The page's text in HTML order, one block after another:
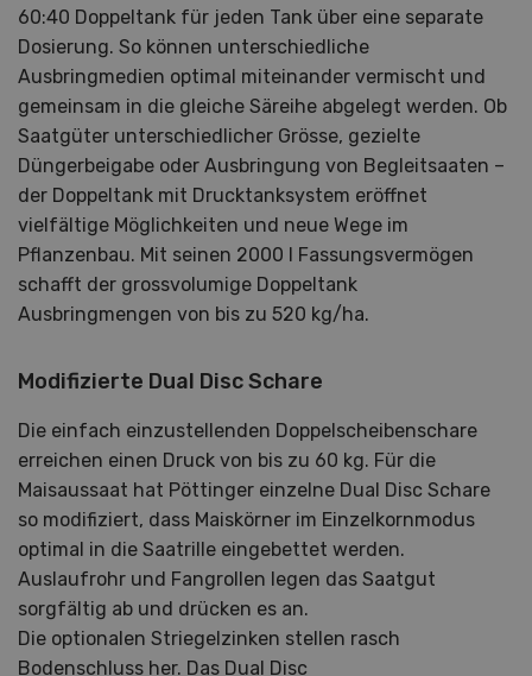
60:40 Doppeltank für jeden Tank über eine separate
Dosierung. So können unterschiedliche
Ausbringmedien optimal miteinander vermischt und
gemeinsam in die gleiche Säreihe abgelegt werden. Ob
Saatgüter unterschiedlicher Grösse, gezielte
Düngerbeigabe oder Ausbringung von Begleitsaaten –
der Doppeltank mit Drucktanksystem eröffnet
vielfältige Möglichkeiten und neue Wege im
Pflanzenbau. Mit seinen 2000 l Fassungsvermögen
schafft der grossvolumige Doppeltank
Ausbringmengen von bis zu 520 kg/ha.
Modifizierte Dual Disc Schare
Die einfach einzustellenden Doppelscheibenschare
erreichen einen Druck von bis zu 60 kg. Für die
Maisaussaat hat Pöttinger einzelne Dual Disc Schare
so modifiziert, dass Maiskörner im Einzelkornmodus
optimal in die Saatrille eingebettet werden.
Auslaufrohr und Fangrollen legen das Saatgut
sorgfältig ab und drücken es an.
Die optionalen Striegelzinken stellen rasch
Bodenschluss her. Das Dual Disc